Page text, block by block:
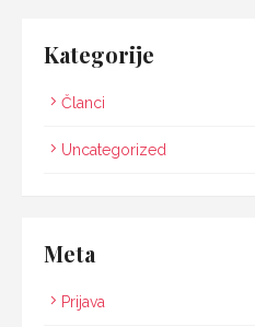
Kategorije
Članci
Uncategorized
Meta
Prijava